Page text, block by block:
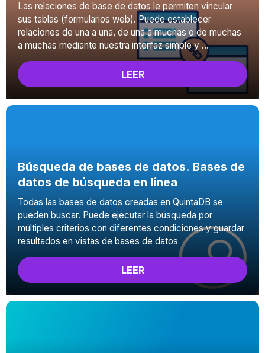
Las relaciones de base de datos le permiten vincular
sus tablas (formularios web). Puede establecer
relaciones de una a una, de una a muchas o de muchas
a muchas mediante nuestra interfaz simple y ...
LEER
Búsqueda de bases de datos. Bases de
datos de búsqueda en línea
Todas las bases de datos creadas en QuintaDB se
pueden buscar. Puede ejecutar la búsqueda por
múltiples criterios con diferentes condiciones y guardar
resultados en vistas de bases de datos
LEER